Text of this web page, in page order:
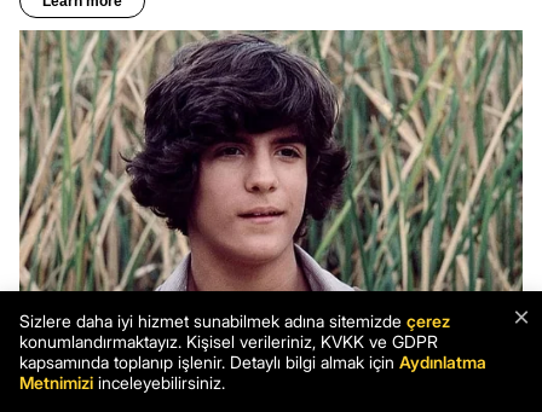
×
Sizlere daha iyi hizmet sunabilmek adına sitemizde çerez
konumlandırmaktayız. Kişisel verileriniz, KVKK ve GDPR
kapsamında toplanıp işlenir. Detaylı bilgi almak için Aydınlatma
Metnimizi inceleyebilirsiniz.